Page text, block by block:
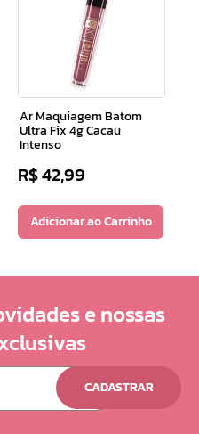
Ar Maquiagem Batom
Ultra Fix 4g Cacau
Intenso
R$42,99
Adicionar ao Carrinho
e nossas
CADASTRAR